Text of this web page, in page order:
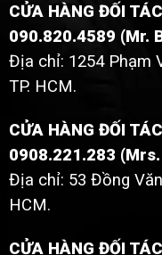
CỬA HÀNG ĐỐI
090.820.4589 (Mr.
Địa chỉ: 1254 Phạm
TP. HCM.
CỬA HÀNG ĐỐI
0908.221.283
Địa chỉ: 53 Đồng
HCM.
CỬA HÀNG ĐỐI